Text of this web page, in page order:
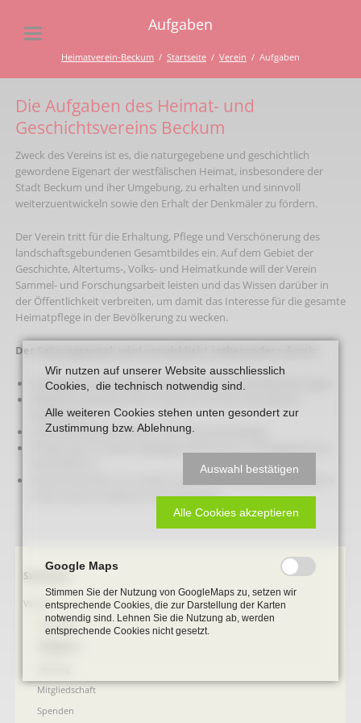
Aufgaben
Heimatverein-Beckum Startseite Verein Aufgaben
Die Aufgaben des Heimat- und
Geschichtsvereins Beckum
Zweck des Vereins ist es, die naturgegebene und geschichtlich
gewordene Eigenart der westfälischen Heimat, insbesondere der
Stadt Beckum und iher Umgebung, zu erhalten und sinnvoll
weiterzuentwickeln sowie den Erhalt der Denkmäler zu fördern.
Der Verein tritt für die Erhaltung, Pflege und Verschönerung des
landschaftsgebundenen Gesamtbildes ein. Auf dem Gebiet der
Geschichte, Altertums-, Volks- und Heimatkunde will der Verein
Sammel- und Forschungsarbeit leisten und das Wissen darüber in
der Öffentlichkeit verbreiten, um damit das Interesse für die gesamte
Heimatpflege in der Bevölkerung zu wecken.
Der Satzungszweck wird verwirklicht insbesondere durch:
Vortragsveranstaltungen, Exkursionen und Veröffentlichungen
Brauchtums
Unterstützung von Natur- und Landschaftspflege
Zusammenarbeit mit anderen Geschichts- und Heimatvereinen
sowie wissenschaftlichen Einrichtungen.
Navigation
überspringen
Startseite
Verein
Vorstand
Mitgliedschaft
Spenden
Wir nutzen auf unserer Website ausschliesslich
Cookies, die technisch notwendig sind.
Alle weiteren Cookies stehen unten gesondert zur
Zustimmung bzw. Ablehnung.
Auswahl bestätigen
Alle Cookies akzeptieren
Google Maps
Stimmen Sie der Nutzung von GoogleMaps zu, setzen wir
entsprechende Cookies, die zur Darstellung der Karten
notwendig sind. Lehnen Sie die Nutzung ab, werden
entsprechende Cookies nicht gesetzt.